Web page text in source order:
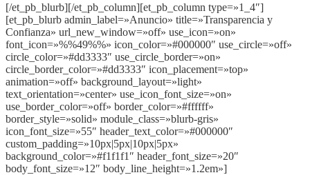
[/et_pb_blurb][/et_pb_column][et_pb_column type=»1_4″]
[et_pb_blurb admin_label=»Anuncio» title=»Transparencia y
Confianza» url_new_window=»off» use_icon=»on»
font_icon=»%%49%%» icon_color=»#000000″ use_circle=»off»
circle_color=»#dd3333″ use_circle_border=»on»
circle_border_color=»#dd3333″ icon_placement=»top»
animation=»off» background_layout=»light»
text_orientation=»center» use_icon_font_size=»on»
use_border_color=»off» border_color=»#ffffff»
border_style=»solid» module_class=»blurb-gris»
icon_font_size=»55″ header_text_color=»#000000″
custom_padding=»10px|5px|10px|5px»
background_color=»#f1f1f1″ header_font_size=»20″
body_font_size=»12″ body_line_height=»1.2em»]